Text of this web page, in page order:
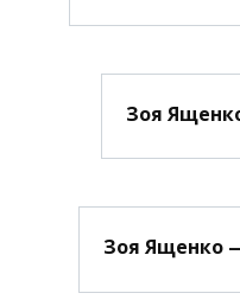
Зоя
Зоя Ященко